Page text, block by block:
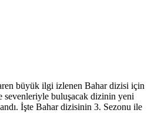
büyük ilgi izlenen Bahar dizisi için
sevenleriyle buluşacak dizinin yeni
İşte Bahar dizisinin 3. Sezonu ile